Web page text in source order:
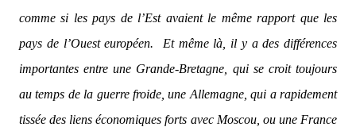
comme si les pays de l’Est avaient le même rapport que les
pays de l’Ouest européen.
Et même là, il y a des différences
importantes entre une Grande-Bretagne, qui se croit toujours
au temps de la guerre froide, une Allemagne, qui a rapidement
tissée des liens économiques forts avec Moscou, ou une France